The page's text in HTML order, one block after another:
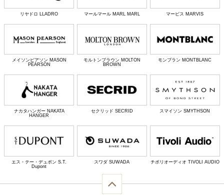
リヤドロ LLADRO マールマール MARL MARL マービス MARVIS
メイソンピアソン MASON
PEARSON
モルトンブラウン MOLTON
BROWN
モンブラン MONTBLANC
ナカタハンガー NAKATA
HANGER
セクリッド SECRID スマイソン SMYTHSON
エス・テー・デュポン S.T.
Dupont
スワダ SUWADA チボリオーディオ TIVOLI AUDIO